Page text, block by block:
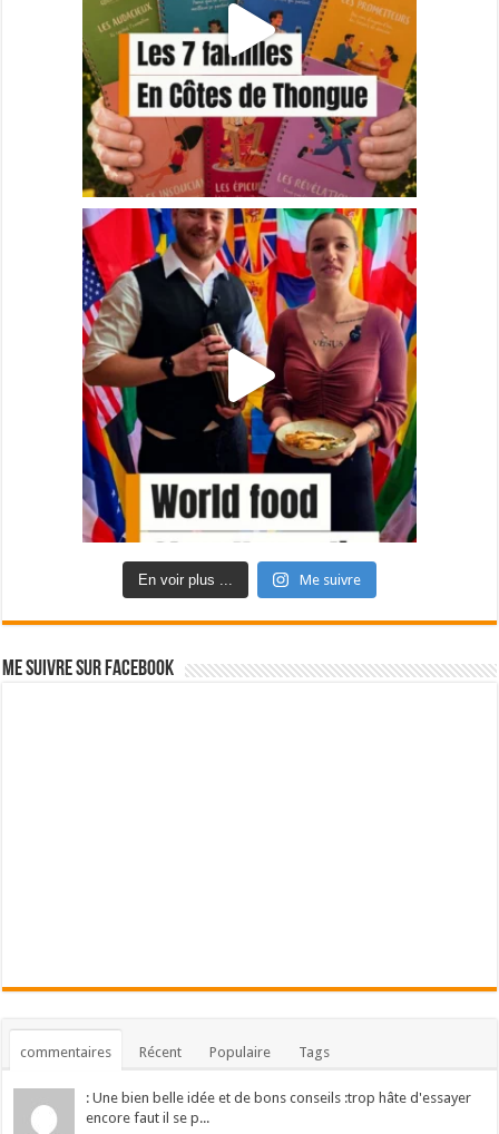
En voir plus ... Me suivre
Me suivre sur Facebook
commentaires Récent Populaire Tags
: Une bien belle idée et de bons conseils :trop hâte d'essayer
encore faut il se p...